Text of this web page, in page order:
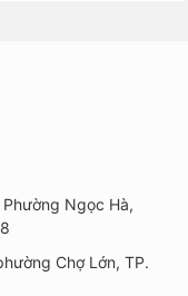
Ngọc Hà,
Chợ Lớn, TP.